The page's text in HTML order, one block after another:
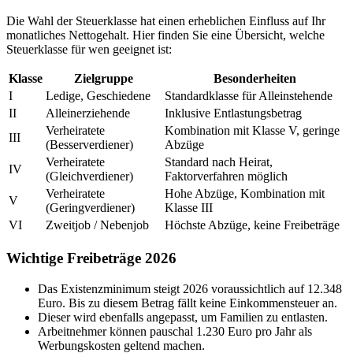
Die Wahl der Steuerklasse hat einen erheblichen Einfluss auf Ihr
monatliches Nettogehalt. Hier finden Sie eine Übersicht, welche
Steuerklasse für wen geeignet ist:
Klasse Zielgruppe
Besonderheiten
I
Ledige, Geschiedene
Standardklasse für Alleinstehende
II
Alleinerziehende
Inklusive Entlastungsbetrag
III
Verheiratete
(Besserverdiener)
Kombination mit Klasse V, geringe
Abzüge
IV
Verheiratete
(Gleichverdiener)
Standard nach Heirat,
Faktorverfahren möglich
V
Verheiratete
(Geringverdiener)
Hohe Abzüge, Kombination mit
Klasse III
VI
Zweitjob / Nebenjob Höchste Abzüge, keine Freibeträge
Wichtige Freibeträge 2026
Das Existenzminimum steigt 2026 voraussichtlich auf 12.348
Euro. Bis zu diesem Betrag fällt keine Einkommensteuer an.
Dieser wird ebenfalls angepasst, um Familien zu entlasten.
Arbeitnehmer können pauschal 1.230 Euro pro Jahr als
Werbungskosten geltend machen.